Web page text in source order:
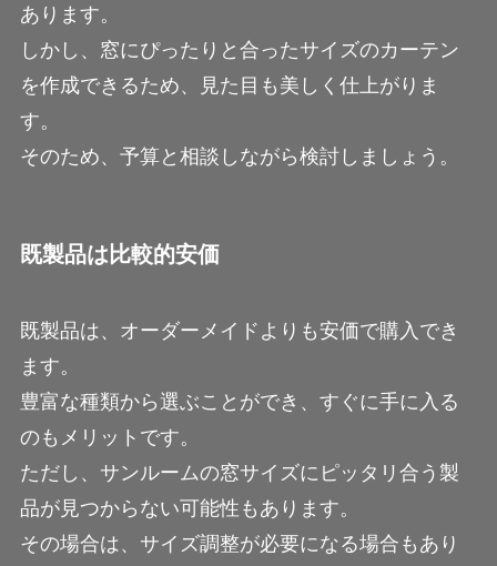
あります。
しかし、窓にぴったりと合ったサイズのカーテン
を作成できるため、見た目も美しく仕上がりま
す。
そのため、予算と相談しながら検討しましょう。
既製品は比較的安価
既製品は、オーダーメイドよりも安価で購入でき
ます。
豊富な種類から選ぶことができ、すぐに手に入る
のもメリットです。
ただし、サンルームの窓サイズにピッタリ合う製
品が見つからない可能性もあります。
その場合は、サイズ調整が必要になる場合もあり